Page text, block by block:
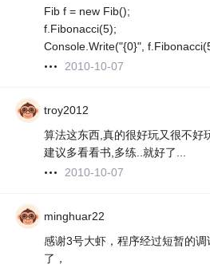
Fib f = new Fib();
f.Fibonacci(5);
Console.Write("{0}",
2010-10-07
troy2012
算法这东西,真的很好玩又很不好
建议多看看书,多练..就好了...
2010-10-07
minghuar22
感谢3号大虾，程序经过短暂的
了，